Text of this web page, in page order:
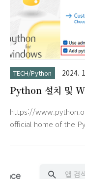
TECH/Python 2024.
Python 설치 및
https://
official home of the
powershell 입력하여 실